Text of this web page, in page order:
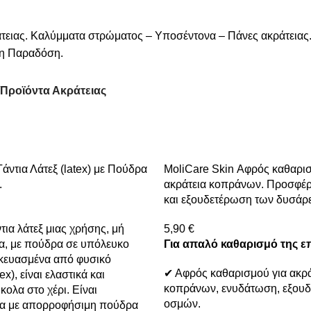
Καλύμματα στρώματος – Υποσέντονα – Πάνες
Παραδόση.
Προϊόντα Ακράτειας
Λάτεξ (latex) με Πούδρα
λάτεξ μιας χρήσης, μή
με πούδρα σε υπόλευκο
από φυσικό
είναι ελαστικά και
στο χέρι. Είναι
με απορροφήσιμη πούδρα
MoliCare Skin Αφρός
ακράτεια κοπράνων.
και εξουδετέρωση των
5,90 €
Για απαλό καθαρισμό της
✔ Αφρός καθαρισμού για
κοπράνων, ενυδάτωση,
οσμών.